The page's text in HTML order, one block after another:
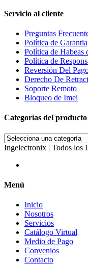
Servicio al cliente
Preguntas
Política de Garantia
Política de Habeas
Política de
Reversión Del
Derecho De
Soporte Remoto
Bloqueo de Imei
Categorías del producto
Ingelectronix | Todos los
Menú
Inicio
Nosotros
Servicios
Catálogo Virtual
Medio de Pago
Convenios
Contacto